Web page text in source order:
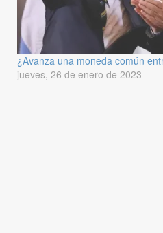
¿Avanza una moneda común
jueves, 26 de enero de 2023